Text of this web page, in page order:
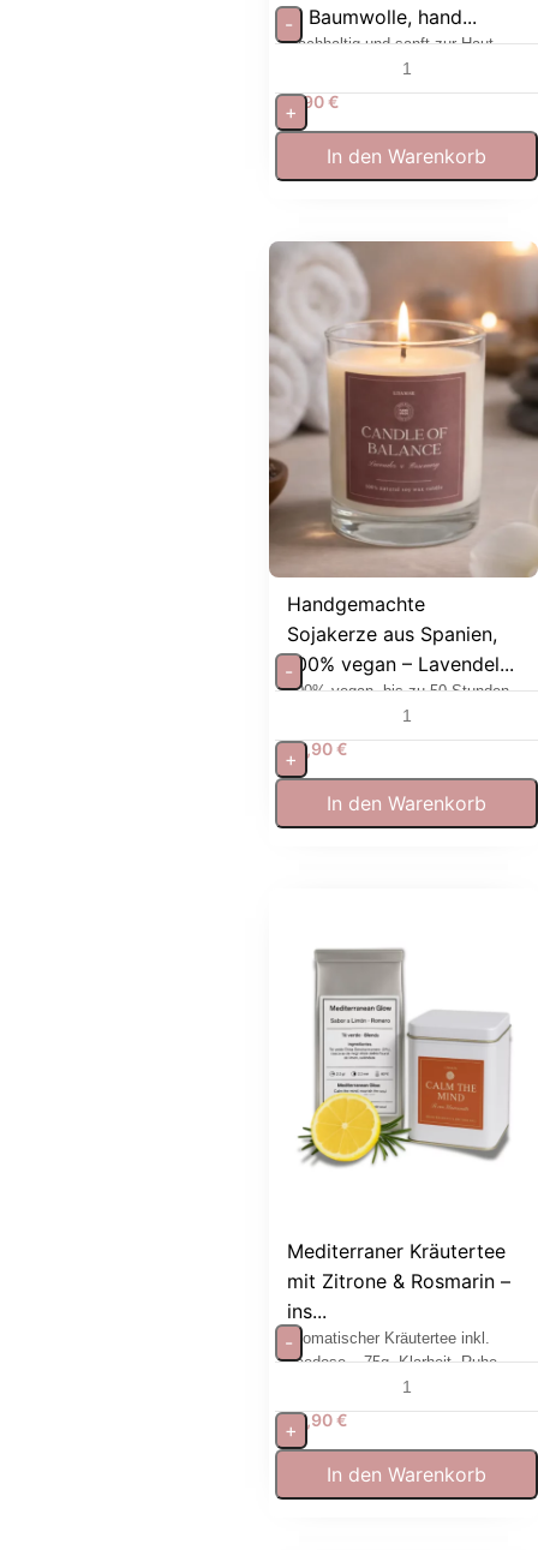
% Baumwolle, hand...
Nachhaltig und sanft zur Haut.
Wiederverwendbar & waschbar
6,90€
-
+
In den Warenkorb
Handgemachte
Sojakerze aus Spanien,
100% vegan – Lavendel...
100% vegan, bis zu 50 Stunden
19,90€
-
+
In den Warenkorb
Mediterraner Kräutertee
mit Zitrone & Rosmarin –
ins...
Aromatischer Kräutertee inkl.
Teedose – 75g, Klarheit, Ruhe
und mediterrane Leichtigkeit.
12,90€
-
+
In den Warenkorb